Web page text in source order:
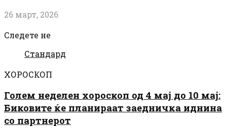
26 март, 2026
Следете не
Стандард
ХОРОСКОП
Голем неделен хороскоп од 4 мај до 10 мај:
Биковите ќе планираат заедничка иднина
со партнерот